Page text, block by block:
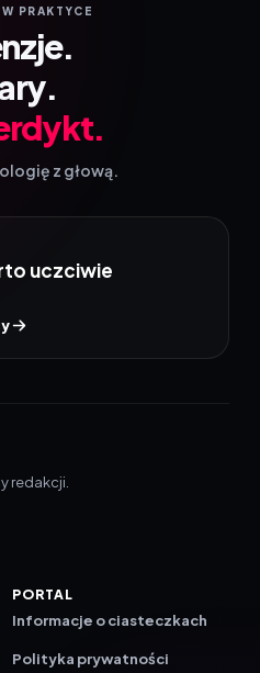
PRAKTYCE
z głową.
uczciwie
redakcji.
PORTAL
Informacje o ciasteczkach
Polityka prywatności